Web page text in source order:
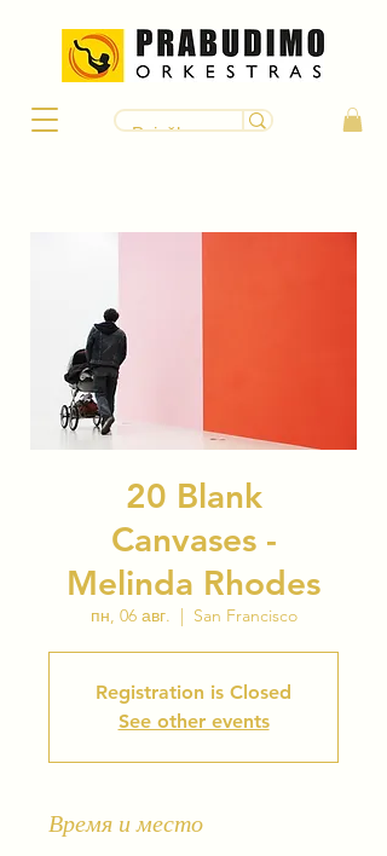
20 Blank
Canvases -
Melinda Rhodes
пн, 06 авг. San Francisco
Registration is Closed
See other events
Время и место